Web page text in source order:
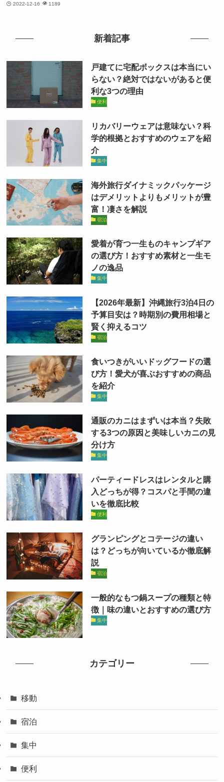
2022-12-16 1189
新着記事
戸建てに宅配ボックスは本当にい
らない？絶対ではないがあると便
利な3つの理由
便利
リカバリーウェアは意味ない？科
学的根拠とおすすめのウェアを紹
介
集中
海外旅行ダイナミックパッケージ
はデメリットよりもメリットが豊
富！凄さを解説
宿泊
愛着が育つ一生ものキャンプギア
の選び方！おすすめ素材と一生モ
ノの逸品
集中
【2026年最新】沖縄旅行3泊4日の
予算目安は？時期別の費用相場と
賢く抑えるコツ
宿泊
食いつきがいいドッグフードの選
び方！愛犬が喜ぶおすすめの商品
を紹介
集中
通販のカニはまずいは本当？失敗
する3つの原因と美味しいカニの見
分け方
集中
パーティードレスはレンタルと購
入どっちが得？コスパと手間の違
いを徹底比較
便利
グランピングとコテージの違い
は？どっちが向いているか徹底解
説
宿泊
一般的なもつ鍋スープの種類と特
徴｜味の違いとおすすめの選び方
集中
カテゴリー
移動
宿泊
集中
便利